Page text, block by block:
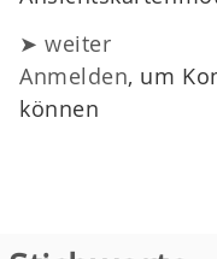
➤ weiter
Anmelden, um
können